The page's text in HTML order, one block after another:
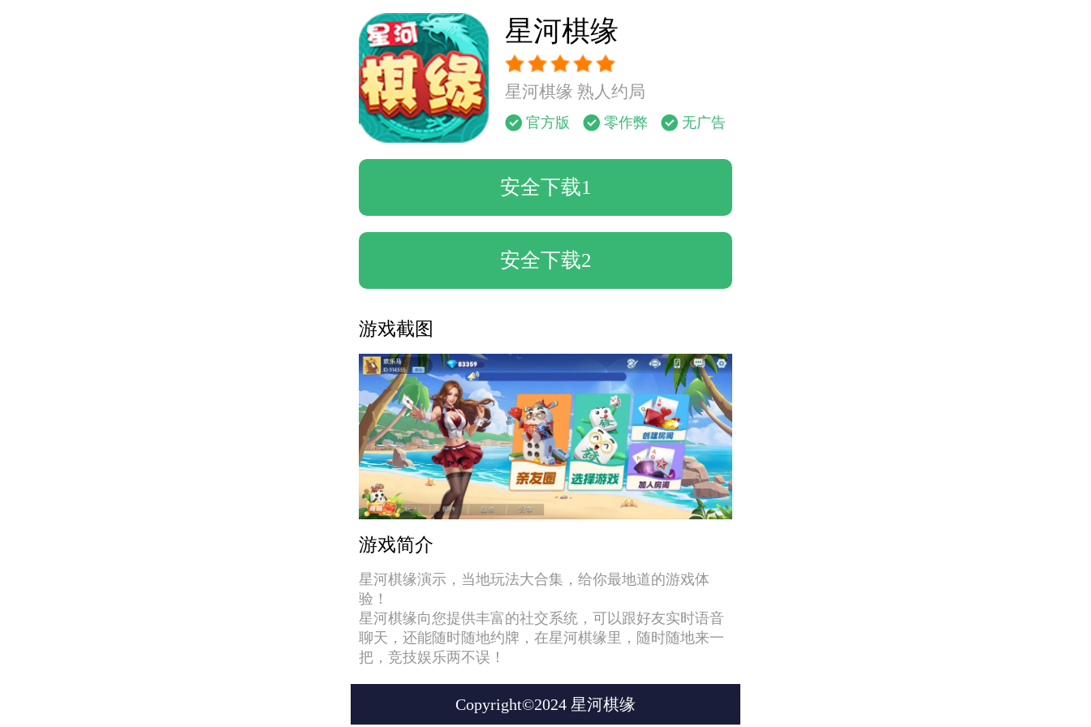
星河棋缘
星河棋缘 熟人约局
官方版 零作弊 无广告
安全下载1
安全下载2
游戏截图
游戏简介
星河棋缘演示，当地玩法大合集，给你最地道的游戏体
验！
星河棋缘向您提供丰富的社交系统，可以跟好友实时语音
聊天，还能随时随地约牌，在星河棋缘里，随时随地来一
把，竞技娱乐两不误！
Copyright©2024 星河棋缘